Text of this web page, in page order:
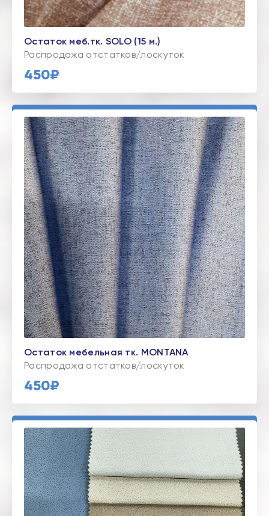
Остаток меб.тк. SOLO (15 м.)
Распродажа отстатков/лоскуток
450₽
Остаток мебельная тк. MONTANA
Распродажа отстатков/лоскуток
450₽